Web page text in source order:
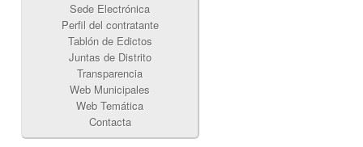
Sede Electrónica
Perfil del contratante
Tablón de Edictos
Juntas de Distrito
Transparencia
Web Municipales
Web Temática
Contacta